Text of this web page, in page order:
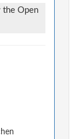
the Open